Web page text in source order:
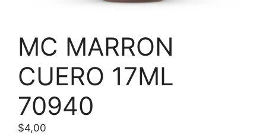
MC MARRON
CUERO 17ML
70940
$4,00